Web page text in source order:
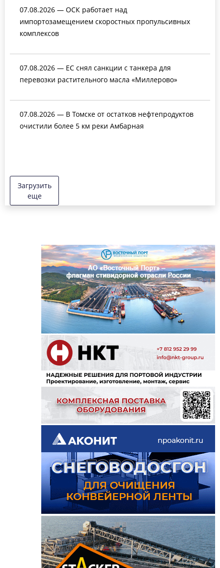
07.08.2026 — ОСК работает над
импортозамещением скоростных пропульсивных
комплексов
07.08.2026 — ЕС снял санкции с танкера для
перевозки растительного масла «Миллерово»
07.08.2026 — В Томске от остатков нефтепродуктов
очистили более 5 км реки Амбарная
Загрузить
еще